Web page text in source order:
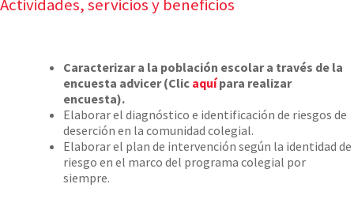
Actividades, servicios y beneficios
Caracterizar a la población escolar a través de la
encuesta advicer (Clic aquípara realizar
encuesta).
Elaborar el diagnóstico e identificación de riesgos de
deserción en la comunidad colegial.
Elaborar el plan de intervención según la identidad de
riesgo en el marco del programa colegial por
siempre.